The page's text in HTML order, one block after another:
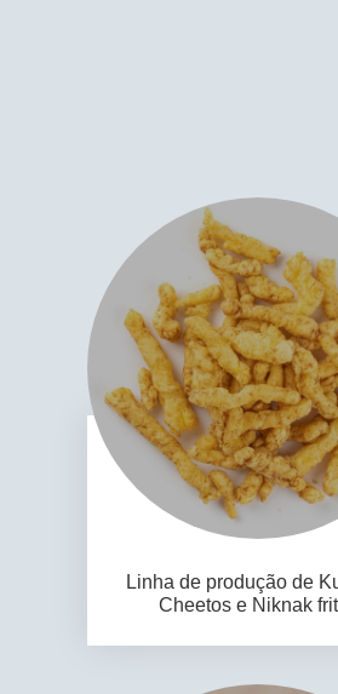
Linha de produção de
Cheetos e Niknak